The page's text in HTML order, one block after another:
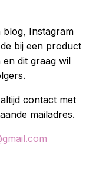
blog, Instagram
bij een product
dit graag wil
contact met
mailadres.